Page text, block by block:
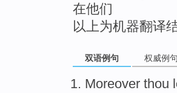
在他们
以上为机器翻译
双语例句 权威例句
Moreover thou